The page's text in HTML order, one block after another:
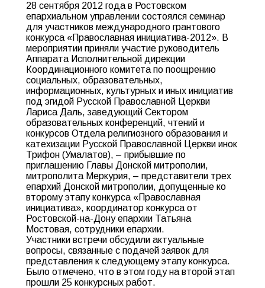
28 сентября 2012 года в Ростовском
епархиальном управлении состоялся семинар
для участников международного грантового
конкурса «Православная инициатива-2012». В
мероприятии приняли участие руководитель
Аппарата Исполнительной дирекции
Координационного комитета по поощрению
социальных, образовательных,
информационных, культурных и иных инициатив
под эгидой Русской Православной Церкви
Лариса Даль, заведующий Сектором
образовательных конференций, чтений и
конкурсов Отдела религиозного образования и
катехизации Русской Православной Церкви инок
Трифон (Умалатов), – прибывшие по
приглашению Главы Донской митрополии,
митрополита Меркурия, – представители трех
епархий Донской митрополии, допущенные ко
второму этапу конкурса «Православная
инициатива», координатор конкурса от
Ростовской-на-Дону епархии Татьяна
Мостовая, сотрудники епархии.
Участники встречи обсудили актуальные
вопросы, связанные с подачей заявок для
представления к следующему этапу конкурса.
Было отмечено, что в этом году на второй этап
прошли 25 конкурсных работ.